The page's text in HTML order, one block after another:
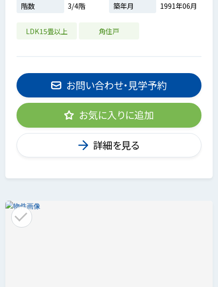
階数
3/4階 築年月 1991年06月
LDK15畳以上 角住戸
お問い合わせ・見学予約
お気に入りに追加
詳細を見る